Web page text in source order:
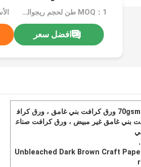
MOQ：1 طن لحجم ريجوالر 10 طن للحجم الخاص
افضل سعر
70gsm ورق كرافت بني غامق ، ورق كراف
ت بني غامق غير مبيض ، ورق كرافت صناع
ي
,
Unbleached Dark Brown Craft Pape
r